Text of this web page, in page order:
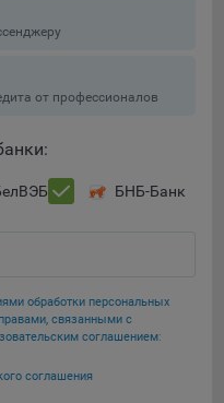
предоставляемых
показывать
которые
Ленинградский
данные вашего
аналитика
работы сайта.
от профессионалов
БНБ-Банк
обработки персональных
правами, связанными с
соглашением:
соглашения